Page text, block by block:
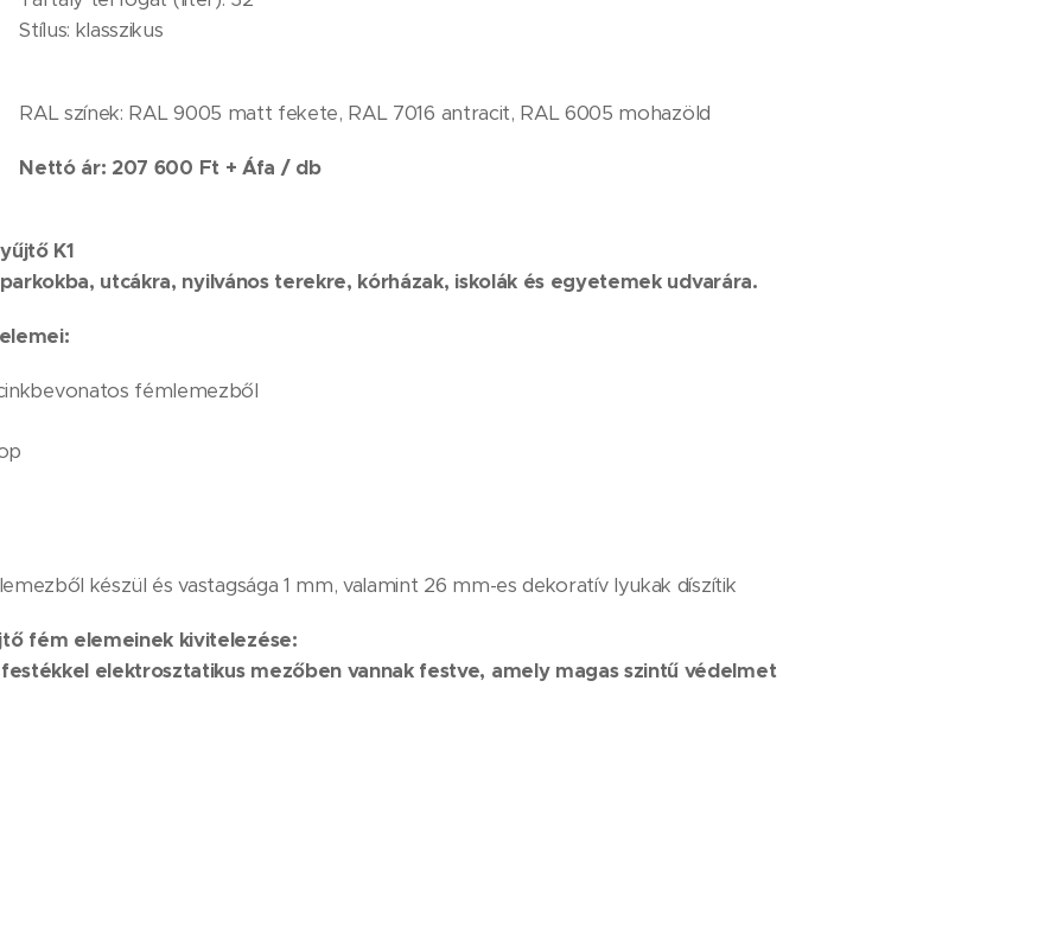
Stílus: klasszikus
RAL színek: RAL 9005 matt fekete, RAL 7016 antracit, RAL 6005 mohazöld
Nettó ár: 207 600 Ft + Áfa / db
K1
utcákra, nyilvános terekre, kórházak, iskolák és egyetemek udvarára.
fémlemezből
készül és vastagsága 1 mm, valamint 26 mm-es dekoratív lyukak díszítik
fém elemeinek kivitelezése:
elektrosztatikus mezőben vannak festve, amely magas szintű védelmet